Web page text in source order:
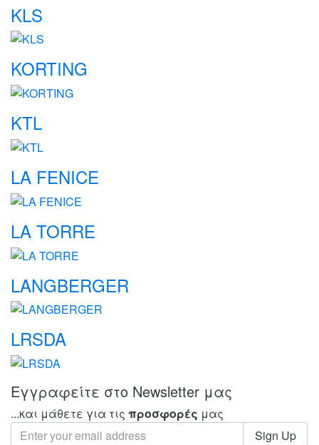
KLS
KORTING
KTL
LA FENICE
LA TORRE
LANGBERGER
LRSDA
Εγγραφείτε στο Newsletter μας
...και μάθετε για τις προσφορές μας
Sign Up